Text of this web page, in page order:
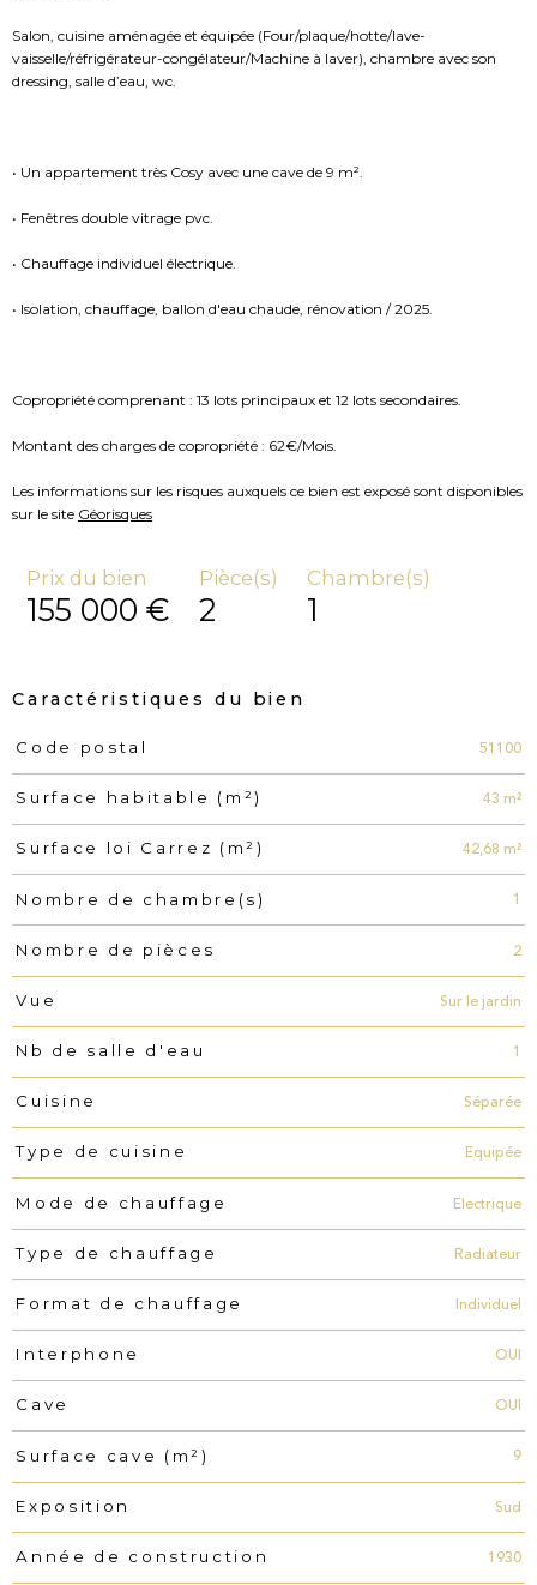
Salon, cuisine aménagée et équipée (Four/plaque/hotte/lave-
vaisselle/réfrigérateur-congélateur/Machine à laver), chambre avec son
dressing, salle d’eau, wc.
• Un appartement très Cosy avec une cave de 9 m².
• Fenêtres double vitrage pvc.
• Chauffage individuel électrique.
• Isolation, chauffage, ballon d'eau chaude, rénovation / 2025.
Copropriété comprenant : 13 lots principaux et 12 lots secondaires.
Montant des charges de copropriété : 62€/Mois.
Les informations sur les risques auxquels ce bien est exposé sont disponibles
sur le site Géorisques
Prix du bien
155 000 €
Pièce(s)
2
Chambre(s)
1
Caractéristiques du bien
Caractéristiques Valeurs
Code postal 51100
Surface habitable (m²) 43 m²
Surface loi Carrez (m²) 42,68 m²
Nombre de chambre(s) 1
Nombre de pièces 2
Vue Sur le jardin
Nb de salle d'eau 1
Cuisine Séparée
Type de cuisine Equipée
Mode de chauffage Electrique
Type de chauffage Radiateur
Format de chauffage Individuel
Interphone OUI
Cave OUI
Surface cave (m²) 9
Exposition Sud
Année de construction 1930